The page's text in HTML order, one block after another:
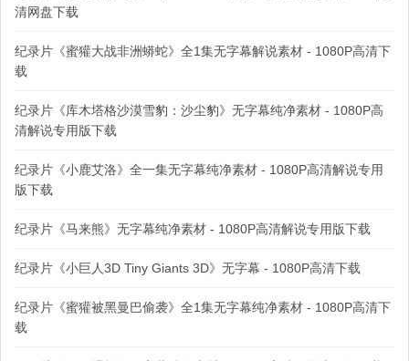
清网盘下载
纪录片《蜜獾大战非洲蟒蛇》全1集无字幕解说素材 - 1080P高清下
载
纪录片《库木塔格沙漠雪豹：沙尘豹》无字幕纯净素材 - 1080P高
清解说专用版下载
纪录片《小鹿艾洛》全一集无字幕纯净素材 - 1080P高清解说专用
版下载
纪录片《马来熊》无字幕纯净素材 - 1080P高清解说专用版下载
纪录片《小巨人3D Tiny Giants 3D》无字幕 - 1080P高清下载
纪录片《蜜獾被黑曼巴偷袭》全1集无字幕纯净素材 - 1080P高清下
载